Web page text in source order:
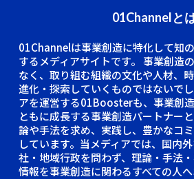
01Channelと
01Channelは事業創造に特化して知
するメディアサイトです。 事業創造
なく、取り組む組織の文化や人材、
進化・探索していくものではないで
アを運営する01Boosterも、事業創
ともに成長する事業創造パートナー
論や手法を求め、実践し、豊かなコ
しています。当メディアでは、国内
社・地域行政を問わず、理論・手法
情報を事業創造に関わるすべての人へ